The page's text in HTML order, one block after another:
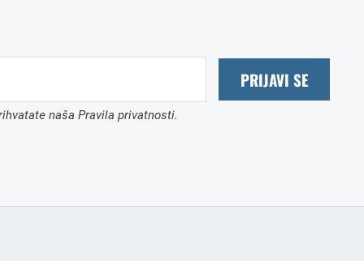
PRIJAVI SE
naša Pravila privatnosti.